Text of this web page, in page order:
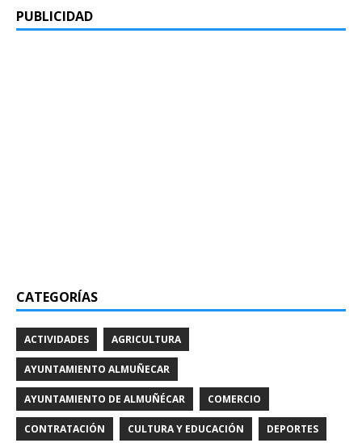
PUBLICIDAD
CATEGORÍAS
ACTIVIDADES AGRICULTURA
AYUNTAMIENTO ALMUÑECAR
AYUNTAMIENTO DE ALMUÑÉCAR COMERCIO
CONTRATACIÓN CULTURA Y EDUCACIÓN DEPORTES